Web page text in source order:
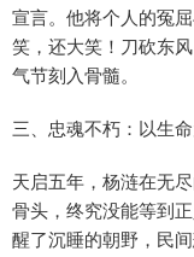
宣言。他将个人的冤
笑，还大笑！刀砍东
气节刻入骨髓。
三、忠魂不朽：以生
天启五年，杨涟在无
骨头，终究没能等到
醒了沉睡的朝野，民